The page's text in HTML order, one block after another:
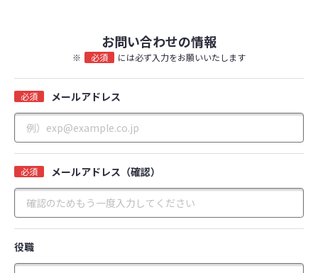
お問い合わせの情報
※ 必須 には必ず入力をお願いいたします
必須 メールアドレス
必須 メールアドレス（確認）
役職